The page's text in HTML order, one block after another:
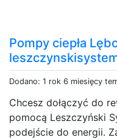
Pompy ciepła
Dodano: 1 rok 6 miesięcy
Chcesz dołączyć do
pomocą Leszczyński
podejście do energii.